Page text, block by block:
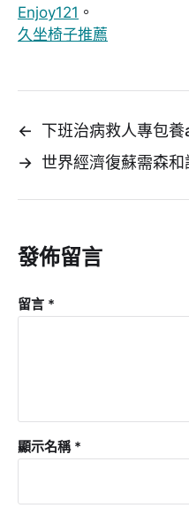
Enjoy121 。
久坐椅子推薦
←
下班治病救人專包
→ 世界經濟復蘇需森
發佈留言
留言 *
顯示名稱 *